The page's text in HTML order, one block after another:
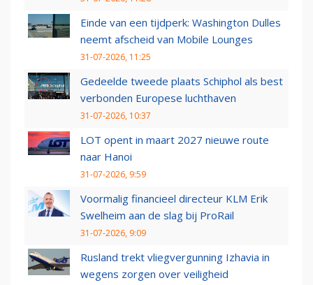
Einde van een tijdperk: Washington Dulles
neemt afscheid van Mobile Lounges
31-07-2026, 11:25
Gedeelde tweede plaats Schiphol als best
verbonden Europese luchthaven
31-07-2026, 10:37
LOT opent in maart 2027 nieuwe route
naar Hanoi
31-07-2026, 9:59
Voormalig financieel directeur KLM Erik
Swelheim aan de slag bij ProRail
31-07-2026, 9:09
Rusland trekt vliegvergunning Izhavia in
wegens zorgen over veiligheid